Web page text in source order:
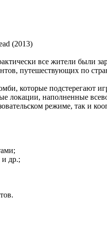
все жители были
путешествующих по
которые подстерегают
локации, наполненные
режиме, так и
и др.;